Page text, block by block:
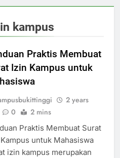
kampus
Praktis Membuat
Izin Kampus untuk
2 years
0 2 mins
Praktis Membuat Surat
untuk Mahasiswa
izin kampus merupakan